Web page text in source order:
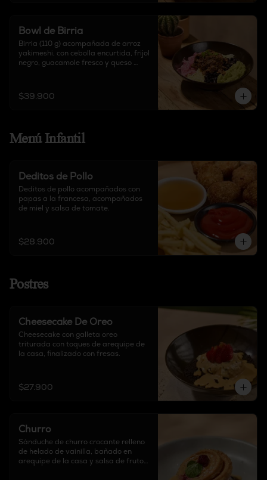
Bowl de Birria
Birria (110 g) acompañada de arroz
yakimeshi, con cebolla encurtida, frijol
negro, guacamole fresco y queso
$39.900
Menú Infantil
Deditos de Pollo
Deditos de pollo acompañados con
papas a la francesa, acompañados
de miel y salsa de tomate.
$28.900
Postres
Cheesecake De Oreo
Cheesecake con galleta oreo
triturada con toques de arequipe de
la casa, finalizado con fresas.
$27.900
Churro
Sánduche de churro crocante relleno
de helado de vainilla, bañado en
arequipe de la casa y salsa de frutos